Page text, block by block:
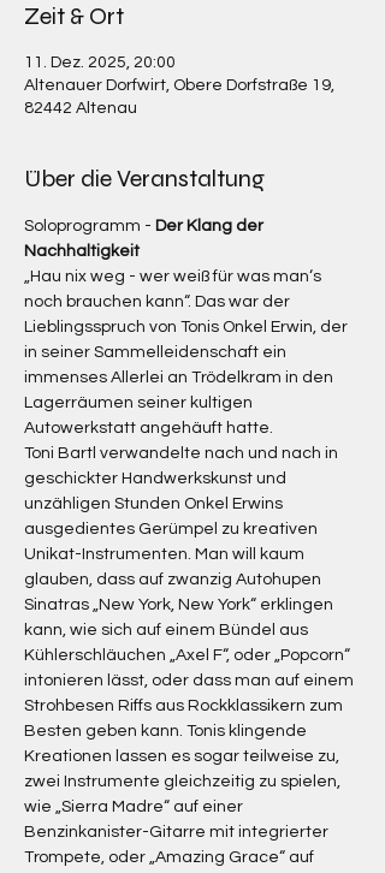
Zeit & Ort
11. Dez. 2025, 20:00
Altenauer Dorfwirt, Obere Dorfstraße 19,
82442 Altenau
Über die Veranstaltung
Soloprogramm - Der Klang der
Nachhaltigkeit
„Hau nix weg - wer weiß für was man‘s
noch brauchen kann“. Das war der
Lieblingsspruch von Tonis Onkel Erwin, der
in seiner Sammelleidenschaft ein
immenses Allerlei an Trödelkram in den
Lagerräumen seiner kultigen
Autowerkstatt angehäuft hatte.
Toni Bartl verwandelte nach und nach in
geschickter Handwerkskunst und
unzähligen Stunden Onkel Erwins
ausgedientes Gerümpel zu kreativen
Unikat-Instrumenten. Man will kaum
glauben, dass auf zwanzig Autohupen
Sinatras „New York, New York“ erklingen
kann, wie sich auf einem Bündel aus
Kühlerschläuchen „Axel F“, oder „Popcorn“
intonieren lässt, oder dass man auf einem
Strohbesen Riffs aus Rockklassikern zum
Besten geben kann. Tonis klingende
Kreationen lassen es sogar teilweise zu,
zwei Instrumente gleichzeitig zu spielen,
wie „Sierra Madre“ auf einer
Benzinkanister-Gitarre mit integrierter
Trompete, oder „Amazing Grace“ auf